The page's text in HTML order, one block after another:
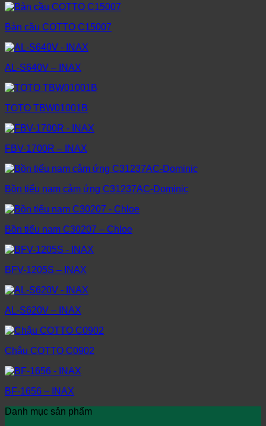
Bàn cầu COTTO C15007
AL-S640V – INAX
TOTO TBW01001B
FBV-1700R – INAX
Bồn tiểu nam cảm ứng C31237AC-Dominic
Bồn tiểu nam C30207 – Chloe
BFV-1205S – INAX
AL-S620V – INAX
Chậu COTTO C0902
BF-1656 – INAX
Danh mục sản phẩm